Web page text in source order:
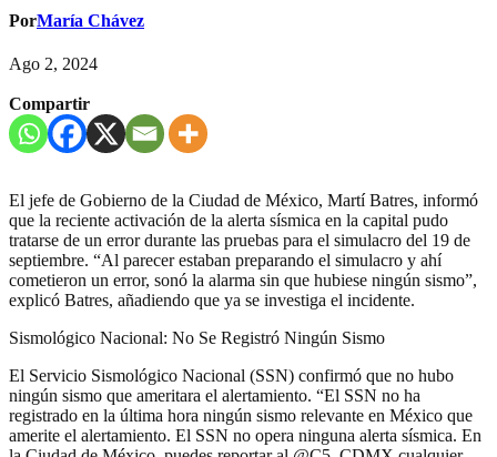
PorMaría Chávez
Ago 2, 2024
Compartir
El jefe de Gobierno de la Ciudad de México, Martí Batres, informó
que la reciente activación de la alerta sísmica en la capital pudo
tratarse de un error durante las pruebas para el simulacro del 19 de
septiembre. “Al parecer estaban preparando el simulacro y ahí
cometieron un error, sonó la alarma sin que hubiese ningún sismo”,
explicó Batres, añadiendo que ya se investiga el incidente.
Sismológico Nacional: No Se Registró Ningún Sismo
El Servicio Sismológico Nacional (SSN) confirmó que no hubo
ningún sismo que ameritara el alertamiento. “El SSN no ha
registrado en la última hora ningún sismo relevante en México que
amerite el alertamiento. El SSN no opera ninguna alerta sísmica. En